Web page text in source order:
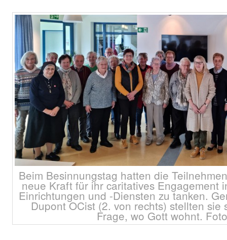
Beim Besinnungstag hatten die
neue Kraft für ihr caritatives Engagement
Einrichtungen und -Diensten zu tanken.
Dupont OCist (2. von rechts) stellten
Frage, wo Gott wohnt.